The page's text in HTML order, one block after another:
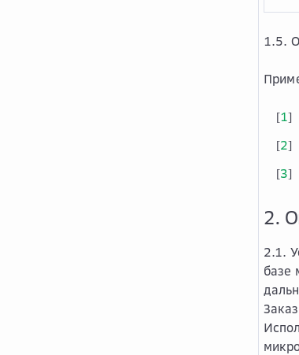
1.5.
[1]
[2]
[3]
2.
2.1.
базе